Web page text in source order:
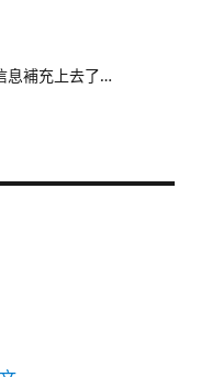
息補充上去了…